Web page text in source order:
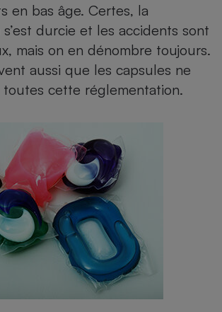
en bas âge. Certes, la
durcie et les accidents sont
mais on en dénombre toujours.
aussi que les capsules ne
cette réglementation.